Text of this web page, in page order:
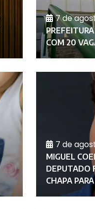
7 de
COM 20
7 de
MIGUEL
DEPUTADO
CHAPA